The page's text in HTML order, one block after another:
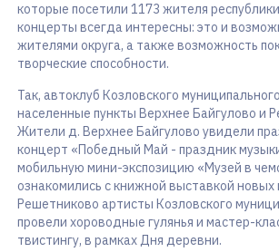
которые посетили 1173 жителя
концерты всегда интересны: это и
жителями округа, а также возможность
творческие способности.
Так, автоклуб Козловского
населенные пункты Верхнее Байгулово и
Жители д. Верхнее Байгулово увидели
концерт «Победный Май - праздник
мобильную мини-экспозицию «Музей в
ознакомились с книжной выставкой новых
Решетниково артисты Козловского
провели хороводные гулянья и мастер-
твистингу, в рамках Дня деревни.